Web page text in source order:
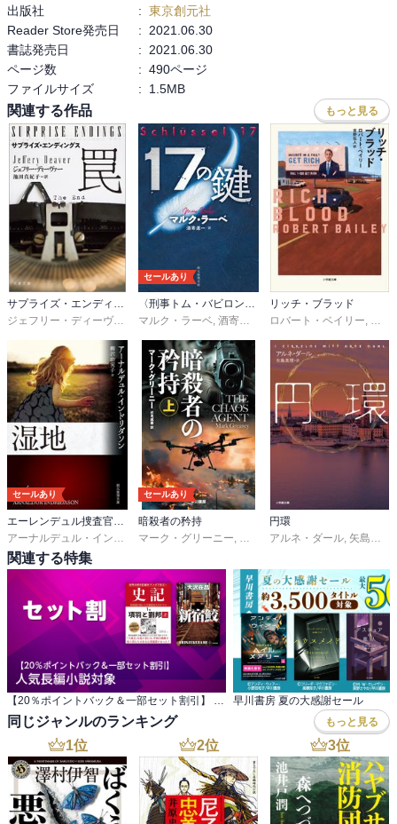
書かれていたけど、その後描写が変わってる‥）という、やたらカ
ッコいい男なのだ。
この作品でまた、危険な範疇へ入ったなあ‥という印象ですが。
いやでもまあ‥
面白いには違いないので、とにかく。
真面目に調べを進めるうちに、危険の真っただ中へ飛び込んでしま
うジョーを助けるには、スケールの違う異能の人がいないと無理。
だからねえ。
ジョーの長女のシェリダンの大学生活も。
養女のエイプリルは、ロデオスターと恋仲に。面倒そうなことにな
ってたり。
末っ子のルーシーは高校生で、と家族の様子も描かれます。
愛妻メアリーベスはもちろん（笑）
家族愛も魅力的な作品、いつも面白いのが有難いです☆
出版社
: 東京創元社
Reader Store発売日
:
2021.06.30
書誌発売日
:
2021.06.30
ページ数
: 490ページ
ファイルサイズ
: 1.5MB
関連する作品 もっと見る
サプライズ・エンディングス
ジェフリー・ディーヴァー
,池田真紀子
セールあり
〈刑事トム・バビロン〉シリーズ
マルク・ラーベ, 酒寄進一
リッチ・ブラッド
ロバート・ベイリー, 吉野
セールあり
, 柳沢由実子
セールあり
暗殺者の矜持
マーク・グリーニー
伏見威蕃
円環
アルネ・ダール 矢島真理
関連する特集
早川書房 夏の大感謝セール
同じジャンルのランキング もっと見る
1位 2位 3位